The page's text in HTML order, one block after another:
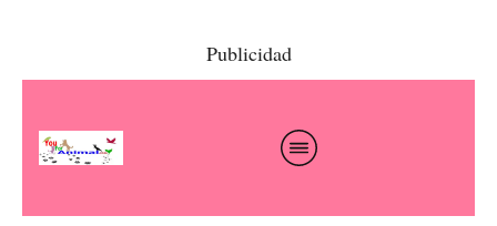
Publicidad